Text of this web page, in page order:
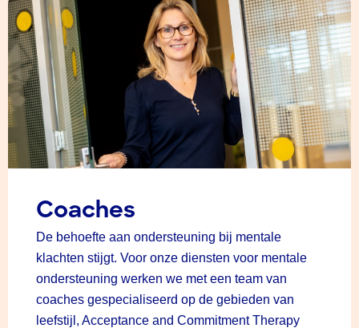
Coaches
De behoefte aan ondersteuning bij mentale
klachten stijgt. Voor onze diensten voor mentale
ondersteuning werken we met een team van
coaches gespecialiseerd op de gebieden van
leefstijl, Acceptance and Commitment Therapy